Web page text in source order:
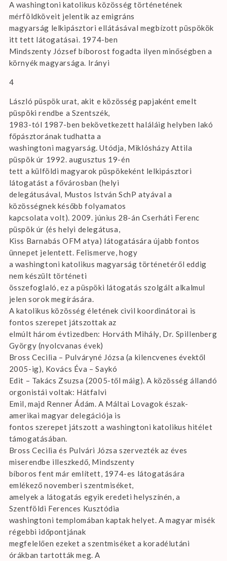
A washingtoni katolikus közösség történetének
mérföldköveit jelentik az emigráns
magyarság lelkipásztori ellátásával megbízott püspökök
itt tett látogatásai. 1974-ben
Mindszenty József bíborost fogadta ilyen minőségben a
környék magyarsága. Irányi
4
László püspök urat, akit e közösség papjaként emelt
püspöki rendbe a Szentszék,
1983-tól 1987-ben bekövetkezett haláláig helyben lakó
főpásztorának tudhatta a
washingtoni magyarság. Utódja, Miklósházy Attila
püspök úr 1992. augusztus 19-én
tett a külföldi magyarok püspökeként lelkipásztori
látogatást a fővárosban (helyi
delegátusával, Mustos István SchP atyával a
közösségnek később folyamatos
kapcsolata volt). 2009. június 28-án Cserháti Ferenc
püspök úr (és helyi delegátusa,
Kiss Barnabás OFM atya) látogatására újabb fontos
ünnepet jelentett. Felismerve, hogy
a washingtoni katolikus magyarság történetéről eddig
nem készült történeti
összefoglaló, ez a püspöki látogatás szolgált alkalmul
jelen sorok megírására.
A katolikus közösség életének civil koordinátorai is
fontos szerepet játszottak az
elmúlt három évtizedben: Horváth Mihály, Dr. Spillenberg
György (nyolcvanas évek)
Bross Cecilia – Pulváryné Józsa (a kilencvenes évektől
2005-ig), Kovács Éva – Saykó
Edit – Takács Zsuzsa (2005-től máig). A közösség állandó
orgonistái voltak: Hátfalvi
Emil, majd Renner Ádám. A Máltai Lovagok észak-
amerikai magyar delegációja is
fontos szerepet játszott a washingtoni katolikus hitélet
támogatásában.
Bross Cecilia és Pulvári Józsa szervezték az éves
miserendbe illeszkedő, Mindszenty
bíboros fent már említett, 1974-es látogatására
emlékező novemberi szentmiséket,
amelyek a látogatás egyik eredeti helyszínén, a
Szentföldi Ferences Kusztódia
washingtoni templomában kaptak helyet. A magyar misék
régebbi időpontjának
megfelelően ezeket a szentmiséket a koradélutáni
órákban tartották meg. A